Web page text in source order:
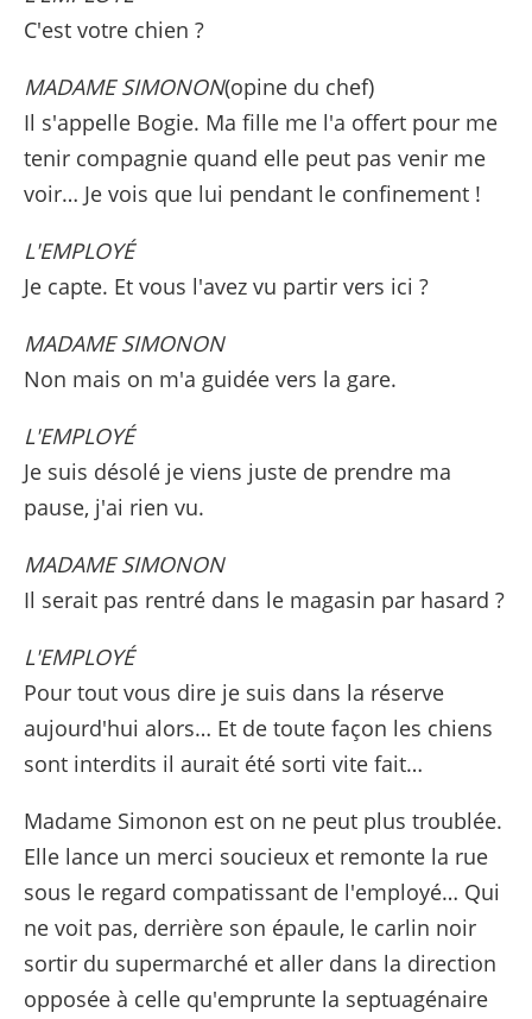
C'est votre chien ?
MADAME SIMONON(opine du chef)
Il s'appelle Bogie. Ma fille me l'a offert pour me
tenir compagnie quand elle peut pas venir me
voir… Je vois que lui pendant le confinement !
L'EMPLOYÉ
Je capte. Et vous l'avez vu partir vers ici ?
MADAME SIMONON
Non mais on m'a guidée vers la gare.
L'EMPLOYÉ
Je suis désolé je viens juste de prendre ma
pause, j'ai rien vu.
MADAME SIMONON
Il serait pas rentré dans le magasin par hasard ?
L'EMPLOYÉ
Pour tout vous dire je suis dans la réserve
aujourd'hui alors… Et de toute façon les chiens
sont interdits il aurait été sorti vite fait…
Madame Simonon est on ne peut plus troublée.
Elle lance un merci soucieux et remonte la rue
sous le regard compatissant de l'employé… Qui
ne voit pas, derrière son épaule, le carlin noir
sortir du supermarché et aller dans la direction
opposée à celle qu'emprunte la septuagénaire